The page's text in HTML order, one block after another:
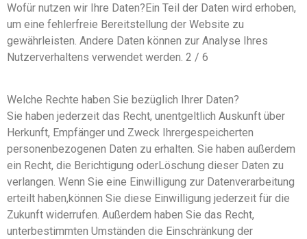
Wofür nutzen wir Ihre Daten?Ein Teil der Daten wird erhoben,
um eine fehlerfreie Bereitstellung der Website zu
gewährleisten. Andere Daten können zur Analyse Ihres
Nutzerverhaltens verwendet werden. 2 / 6
Welche Rechte haben Sie bezüglich Ihrer Daten?
Sie haben jederzeit das Recht, unentgeltlich Auskunft über
Herkunft, Empfänger und Zweck Ihrergespeicherten
personenbezogenen Daten zu erhalten. Sie haben außerdem
ein Recht, die Berichtigung oderLöschung dieser Daten zu
verlangen. Wenn Sie eine Einwilligung zur Datenverarbeitung
erteilt haben,können Sie diese Einwilligung jederzeit für die
Zukunft widerrufen. Außerdem haben Sie das Recht,
unterbestimmten Umständen die Einschränkung der